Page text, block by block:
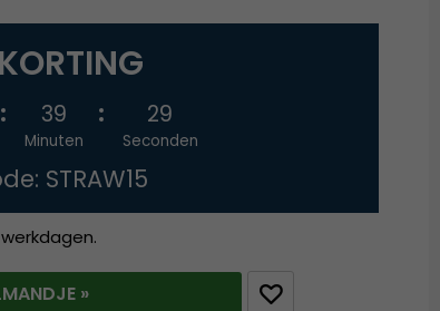
39
Minuten
28
Seconden
STRAW15
»